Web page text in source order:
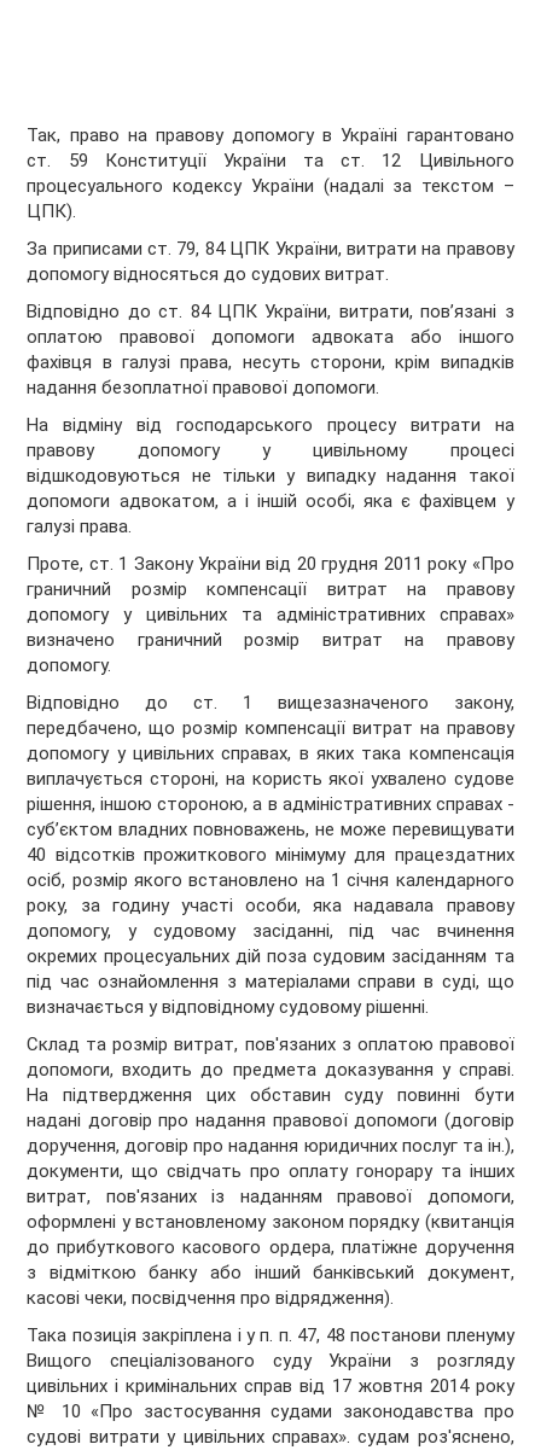
Так, право на правову допомогу в Україні гарантовано
ст. 59 Конституції України та ст. 12 Цивільного
процесуального кодексу України (надалі за текстом –
ЦПК).
За приписами ст. 79, 84 ЦПК України, витрати на правову
допомогу відносяться до судових витрат.
Відповідно до ст. 84 ЦПК України, витрати, пов’язані з
оплатою правової допомоги адвоката або іншого
фахівця в галузі права, несуть сторони, крім випадків
надання безоплатної правової допомоги.
На відміну від господарського процесу витрати на
правову допомогу у цивільному процесі
відшкодовуються не тільки у випадку надання такої
допомоги адвокатом, а і іншій особі, яка є фахівцем у
галузі права.
Проте, ст. 1 Закону України від 20 грудня 2011 року «Про
граничний розмір компенсації витрат на правову
допомогу у цивільних та адміністративних справах»
визначено граничний розмір витрат на правову
допомогу.
Відповідно до ст. 1 вищезазначеного закону,
передбачено, що розмір компенсації витрат на правову
допомогу у цивільних справах, в яких така компенсація
виплачується стороні, на користь якої ухвалено судове
рішення, іншою стороною, а в адміністративних справах -
суб’єктом владних повноважень, не може перевищувати
40 відсотків прожиткового мінімуму для працездатних
осіб, розмір якого встановлено на 1 січня календарного
року, за годину участі особи, яка надавала правову
допомогу, у судовому засіданні, під час вчинення
окремих процесуальних дій поза судовим засіданням та
під час ознайомлення з матеріалами справи в суді, що
визначається у відповідному судовому рішенні.
Склад та розмір витрат, пов'язаних з оплатою правової
допомоги, входить до предмета доказування у справі.
На підтвердження цих обставин суду повинні бути
надані договір про надання правової допомоги (договір
доручення, договір про надання юридичних послуг та ін.),
документи, що свідчать про оплату гонорару та інших
витрат, пов'язаних із наданням правової допомоги,
оформлені у встановленому законом порядку (квитанція
до прибуткового касового ордера, платіжне доручення
з відміткою банку або інший банківський документ,
касові чеки, посвідчення про відрядження).
Така позиція закріплена і у п. п. 47, 48 постанови пленуму
Вищого спеціалізованого суду України з розгляду
цивільних і кримінальних справ від 17 жовтня 2014 року
№ 10 «Про застосування судами законодавства про
судові витрати у цивільних справах». судам роз'яснено,